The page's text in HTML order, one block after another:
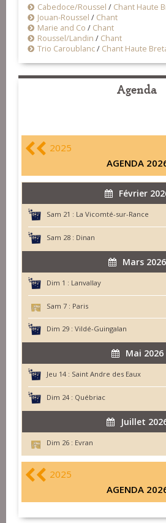
Cabedoce/Roussel / Chant Haute
Jouan-Roussel / Chant
Marie and Co / Chant
Roussel/Landin / Chant
Trio Caroublanc/ Chant Haute
Agenda
2025
AGENDA
Février
Sam 21 : La Vicomté-sur-Rance
Sam 28 : Dinan
Mars 2026
Dim 1 : Lanvallay
Sam 7 : Paris
Dim 29 : Vildé-Guingalan
Mai 2026
Jeu 14 : Saint Andre des Eaux
Dim 24 : Québriac
Juillet
Dim 26 : Evran
2025
AGENDA